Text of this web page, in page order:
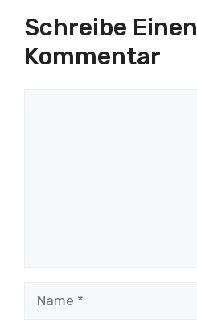
Schreibe Einen
Kommentar